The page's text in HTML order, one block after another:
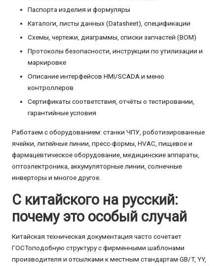
Паспорта изделия и формуляры
Каталоги, листы данных (Datasheet), спецификации
Схемы, чертежи, диаграммы, списки запчастей (BOM)
Протоколы безопасности, инструкции по утилизации и
маркировке
Описание интерфейсов HMI/SCADA и меню
контроллеров
Сертификаты соответствия, отчёты о тестировании,
гарантийные условия
Работаем с оборудованием: станки ЧПУ, роботизированные
ячейки, литейные линии, пресс-формы, HVAC, пищевое и
фармацевтическое оборудование, медицинские аппараты,
оптоэлектроника, аккумуляторные линии, солнечные
инверторы и многое другое.
С китайского на русский:
почему это особый случай
Китайская техническая документация часто сочетает
ГОСТоподобную структуру с фирменными шаблонами
производителя и отсылками к местным стандартам GB/T, YY,